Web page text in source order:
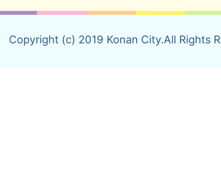
Copyright (c) 2019 Konan City.All Rights